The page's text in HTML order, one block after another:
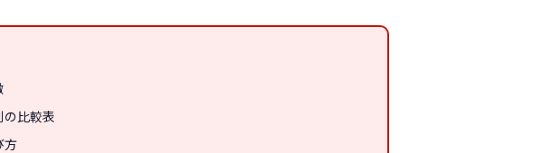
の比較表
方